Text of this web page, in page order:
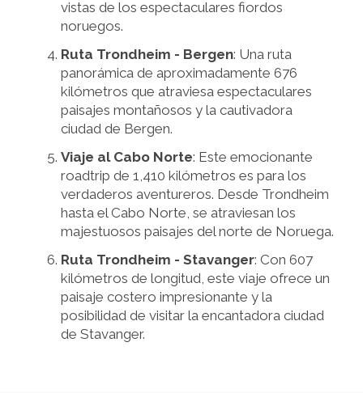
vistas de los espectaculares fiordos
noruegos.
Ruta Trondheim - Bergen: Una ruta
panorámica de aproximadamente 676
kilómetros que atraviesa espectaculares
paisajes montañosos y la cautivadora
ciudad de Bergen.
Viaje al Cabo Norte: Este emocionante
roadtrip de 1,410 kilómetros es para los
verdaderos aventureros. Desde Trondheim
hasta el Cabo Norte, se atraviesan los
majestuosos paisajes del norte de Noruega.
Ruta Trondheim - Stavanger: Con 607
kilómetros de longitud, este viaje ofrece un
paisaje costero impresionante y la
posibilidad de visitar la encantadora ciudad
de Stavanger.